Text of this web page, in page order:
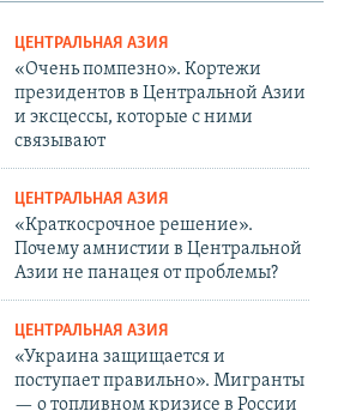
ЦЕНТРАЛЬНАЯ АЗИЯ
«Очень помпезно». Кортежи
президентов в Центральной Азии
и эксцессы, которые с ними
связывают
ЦЕНТРАЛЬНАЯ АЗИЯ
«Краткосрочное решение».
Почему амнистии в Центральной
Азии не панацея от проблемы?
ЦЕНТРАЛЬНАЯ АЗИЯ
«Украина защищается и
поступает правильно». Мигранты
— о топливном кризисе в России